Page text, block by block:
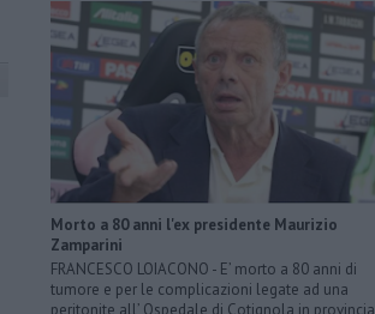
Morto a 80 anni l'ex presidente Maurizio
Zamparini
FRANCESCO LOIACONO - E’ morto a 80 anni di
tumore e per le complicazioni legate ad una
peritonite all’ Ospedale di Cotignola in provincia